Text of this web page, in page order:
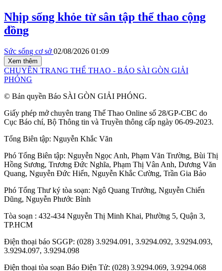
Nhịp sống khỏe từ sân tập thể thao cộng
đồng
Sức sống cơ sở02/08/2026 01:09
Xem thêm
CHUYÊN TRANG THỂ THAO - BÁO SÀI GÒN GIẢI
PHÓNG
© Bản quyền Báo SÀI GÒN GIẢI PHÓNG.
Giấy phép mở chuyên trang Thể Thao Online số 28/GP-CBC do
Cục Báo chí, Bộ Thông tin và Truyền thông cấp ngày 06-09-2023.
Tổng Biên tập: Nguyễn Khắc Văn
Phó Tổng Biên tập: Nguyễn Ngọc Anh, Phạm Văn Trường, Bùi Thị
Hồng Sương, Trương Đức Nghĩa, Phạm Thị Vân Anh, Dương Văn
Quang, Nguyễn Đức Hiển, Nguyễn Khắc Cường, Trần Gia Bảo
Phó Tổng Thư ký tòa soạn: Ngô Quang Trưởng, Nguyễn Chiến
Dũng, Nguyễn Phước Bình
Tòa soạn : 432-434 Nguyễn Thị Minh Khai, Phường 5, Quận 3,
TP.HCM
Điện thoại báo SGGP: (028) 3.9294.091, 3.9294.092, 3.9294.093,
3.9294.097, 3.9294.098
Điện thoại tòa soạn Báo Điện Tử: (028) 3.9294.069, 3.9294.068